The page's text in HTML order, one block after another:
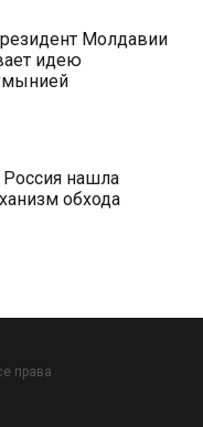
Молдавии
идею
нашла
обхода
права